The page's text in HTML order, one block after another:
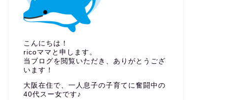
こんにちは！
ricoママと申します。
当ブログを閲覧いただき、ありがとうござ
います！
大阪在住で、一人息子の子育てに奮闘中の
40代スー女です♪